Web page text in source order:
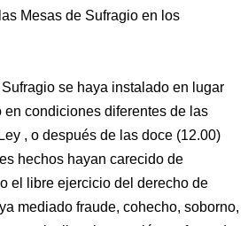
Mesas de Sufragio en los
se haya instalado en lugar
condiciones diferentes de las
, o después de las doce (12.00)
hechos hayan carecido de
el libre ejercicio del derecho de
mediado fraude, cohecho, soborno,